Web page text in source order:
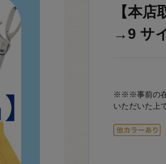
【本
→9 サ
※※※事前の在
いただいた上